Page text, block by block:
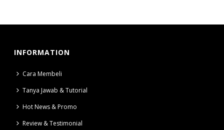
INFORMATION
Cara Membeli
Tanya Jawab & Tutorial
Hot News & Promo
Review & Testimonial